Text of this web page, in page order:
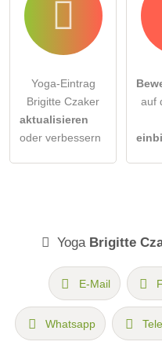
Yoga-Eintrag
Brigitte Czaker
aktualisieren
oder verbessern
auf
Yoga Brigitte
E-Mail
Whatsapp